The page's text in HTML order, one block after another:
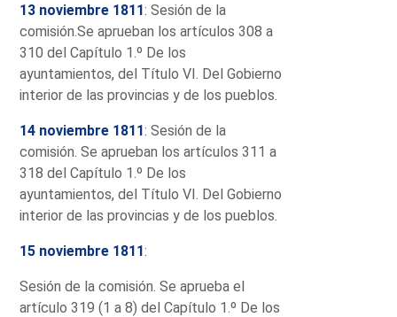
13 noviembre 1811: Sesión de la
comisión.Se aprueban los artículos 308 a
310 del Capítulo 1.º De los
ayuntamientos, del Título VI. Del Gobierno
interior de las provincias y de los pueblos.
14 noviembre 1811: Sesión de la
comisión. Se aprueban los artículos 311 a
318 del Capítulo 1.º De los
ayuntamientos, del Título VI. Del Gobierno
interior de las provincias y de los pueblos.
15 noviembre 1811:
Sesión de la comisión. Se aprueba el
artículo 319 (1 a 8) del Capítulo 1.º De los